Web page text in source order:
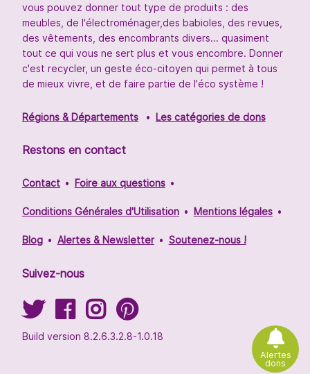
Alertes
dons
vous pouvez donner tout type de produits : des
meubles, de l'électroménager,des babioles, des revues,
des vêtements, des encombrants divers... quasiment
tout ce qui vous ne sert plus et vous encombre. Donner
c'est recycler, un geste éco-citoyen qui permet à tous
de mieux vivre, et de faire partie de l'éco système !
Régions & Départements Les catégories de dons
Restons en contact
Contact Foire aux questions
Conditions Générales d'Utilisation Mentions légales
Blog Alertes & Newsletter Soutenez-nous !
Suivez-nous
Build version 8.2.6.3.2.8-1.0.18